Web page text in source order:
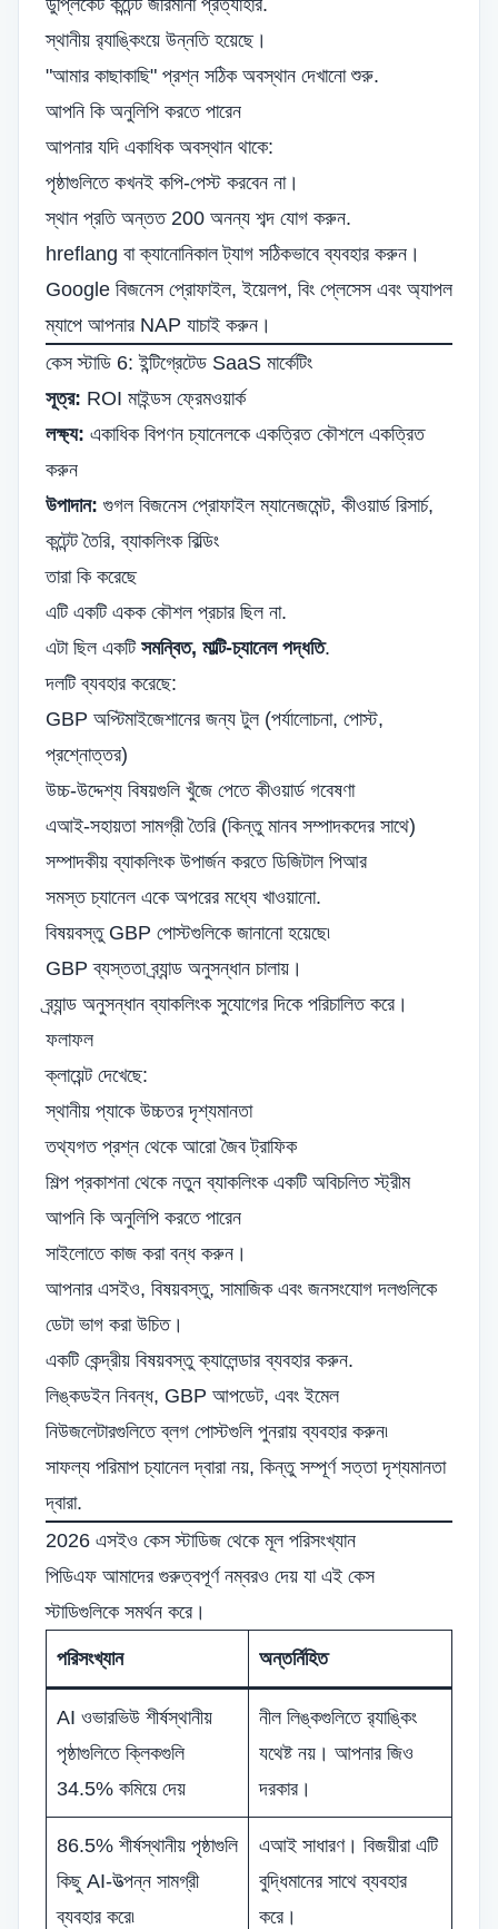
ডুপ্লিকেট কন্টেন্ট জরিমানা প্রত্যাহার.
স্থানীয় র‌্যাঙ্কিংয়ে উন্নতি হয়েছে।
"আমার কাছাকাছি" প্রশ্ন সঠিক অবস্থান দেখানো শুরু.
আপনি কি অনুলিপি করতে পারেন
আপনার যদি একাধিক অবস্থান থাকে:
পৃষ্ঠাগুলিতে কখনই কপি-পেস্ট করবেন না।
স্থান প্রতি অন্তত 200 অনন্য শব্দ যোগ করুন.
hreflang বা ক্যানোনিকাল ট্যাগ সঠিকভাবে ব্যবহার করুন।
Google বিজনেস প্রোফাইল, ইয়েলপ, বিং প্লেসেস এবং অ্যাপল
ম্যাপে আপনার NAP যাচাই করুন।
কেস স্টাডি 6: ইন্টিগ্রেটেড SaaS মার্কেটিং
সূত্র: ROI মাইন্ডস ফ্রেমওয়ার্ক
লক্ষ্য: একাধিক বিপণন চ্যানেলকে একত্রিত কৌশলে একত্রিত
করুন
উপাদান: গুগল বিজনেস প্রোফাইল ম্যানেজমেন্ট, কীওয়ার্ড রিসার্চ,
কন্টেন্ট তৈরি, ব্যাকলিংক বিল্ডিং
তারা কি করেছে
এটি একটি একক কৌশল প্রচার ছিল না.
এটা ছিল একটি সমন্বিত, মাল্টি-চ্যানেল পদ্ধতি.
দলটি ব্যবহার করেছে:
GBP অপ্টিমাইজেশানের জন্য টুল (পর্যালোচনা, পোস্ট,
প্রশ্নোত্তর)
উচ্চ-উদ্দেশ্য বিষয়গুলি খুঁজে পেতে কীওয়ার্ড গবেষণা
এআই-সহায়তা সামগ্রী তৈরি (কিন্তু মানব সম্পাদকদের সাথে)
সম্পাদকীয় ব্যাকলিংক উপার্জন করতে ডিজিটাল পিআর
সমস্ত চ্যানেল একে অপরের মধ্যে খাওয়ানো.
বিষয়বস্তু GBP পোস্টগুলিকে জানানো হয়েছে৷
GBP ব্যস্ততা ব্র্যান্ড অনুসন্ধান চালায়।
ব্র্যান্ড অনুসন্ধান ব্যাকলিংক সুযোগের দিকে পরিচালিত করে।
ফলাফল
ক্লায়েন্ট দেখেছে:
স্থানীয় প্যাকে উচ্চতর দৃশ্যমানতা
তথ্যগত প্রশ্ন থেকে আরো জৈব ট্রাফিক
শিল্প প্রকাশনা থেকে নতুন ব্যাকলিংক একটি অবিচলিত স্ট্রীম
আপনি কি অনুলিপি করতে পারেন
সাইলোতে কাজ করা বন্ধ করুন।
আপনার এসইও, বিষয়বস্তু, সামাজিক এবং জনসংযোগ দলগুলিকে
ডেটা ভাগ করা উচিত।
একটি কেন্দ্রীয় বিষয়বস্তু ক্যালেন্ডার ব্যবহার করুন.
লিঙ্কডইন নিবন্ধ, GBP আপডেট, এবং ইমেল
নিউজলেটারগুলিতে ব্লগ পোস্টগুলি পুনরায় ব্যবহার করুন৷
সাফল্য পরিমাপ চ্যানেল দ্বারা নয়, কিন্তু সম্পূর্ণ সত্তা দৃশ্যমানতা
দ্বারা.
2026 এসইও কেস স্টাডিজ থেকে মূল পরিসংখ্যান
পিডিএফ আমাদের গুরুত্বপূর্ণ নম্বরও দেয় যা এই কেস
স্টাডিগুলিকে সমর্থন করে।
পরিসংখ্যান অন্তর্নিহিত
AI ওভারভিউ শীর্ষস্থানীয়
পৃষ্ঠাগুলিতে ক্লিকগুলি
34.5% কমিয়ে দেয়
নীল লিঙ্কগুলিতে র‌্যাঙ্কিং
যথেষ্ট নয়। আপনার জিও
দরকার।
86.5% শীর্ষস্থানীয় পৃষ্ঠাগুলি
কিছু AI-উত্পন্ন সামগ্রী
ব্যবহার করে৷
এআই সাধারণ। বিজয়ীরা এটি
বুদ্ধিমানের সাথে ব্যবহার
করে।